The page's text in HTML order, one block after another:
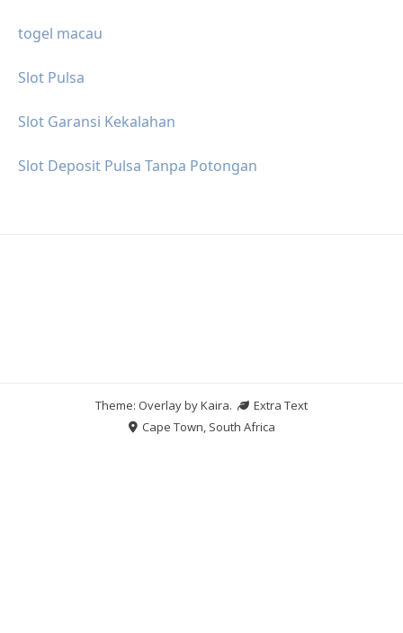
togel macau
Slot Pulsa
Slot Garansi Kekalahan
Slot Deposit Pulsa Tanpa Potongan
Theme: Overlay byKaira.
Extra Text
Cape Town, South Africa